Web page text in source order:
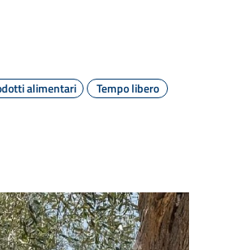
alimentari
Tempo libero